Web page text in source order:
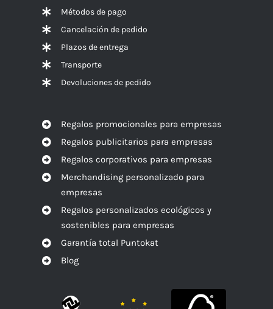
Métodos de pago
Cancelación de pedido
Plazos de entrega
Transporte
Devoluciones de pedido
Regalos promocionales para empresas
Regalos publicitarios para empresas
Regalos corporativos para empresas
Merchandising personalizado para
empresas
Regalos personalizados ecológicos y
sostenibles para empresas
Garantía total Puntokat
Blog